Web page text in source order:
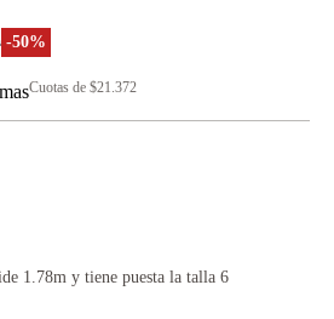
-50%
Cuotas de $21.372
1.78m y tiene puesta la talla 6